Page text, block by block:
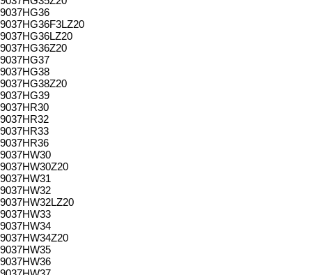
9037HG36
9037HG36F3LZ20
9037HG36LZ20
9037HG36Z20
9037HG37
9037HG38
9037HG38Z20
9037HG39
9037HR30
9037HR32
9037HR33
9037HR36
9037HW30
9037HW30Z20
9037HW31
9037HW32
9037HW32LZ20
9037HW33
9037HW34
9037HW34Z20
9037HW35
9037HW36